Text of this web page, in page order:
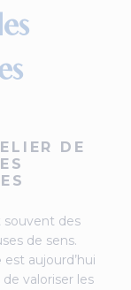
DE
souvent des
de sens.
est aujourd’hui
valoriser les